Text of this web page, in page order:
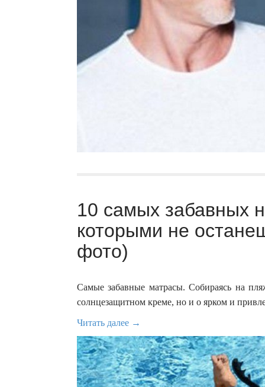
10 самых забавных
которыми не
фото)
Самые забавные матрасы. Собираясь на
солнцезащитном креме, но и о ярком и
Читать далее →